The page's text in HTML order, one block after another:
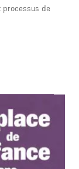
processus de